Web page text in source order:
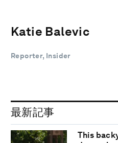
Katie Balevic
Reporter, Insider
最新記事
This